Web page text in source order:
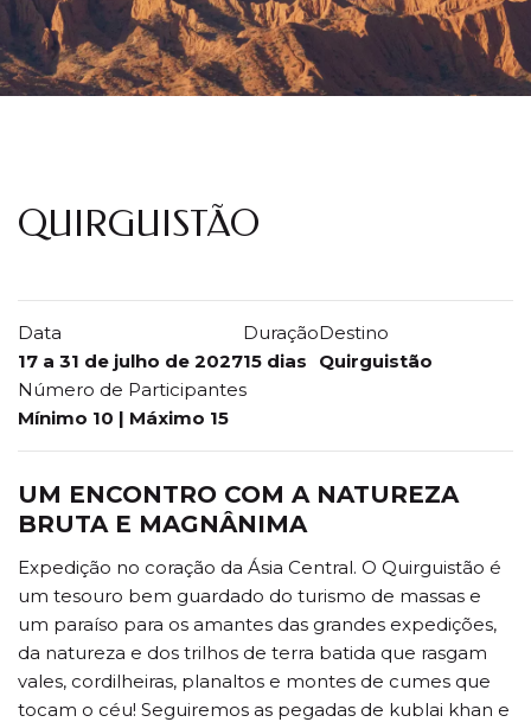
QUIRGUISTÃO
Data
17 a 31 de julho de 2027
Duração
15 dias
Destino
Quirguistão
Número de Participantes
Mínimo 10 | Máximo 15
UM ENCONTRO COM A NATUREZA
BRUTA E MAGNÂNIMA
Expedição no coração da Ásia Central. O Quirguistão é
um tesouro bem guardado do turismo de massas e
um paraíso para os amantes das grandes expedições,
da natureza e dos trilhos de terra batida que rasgam
vales, cordilheiras, planaltos e montes de cumes que
tocam o céu! Seguiremos as pegadas de kublai khan e